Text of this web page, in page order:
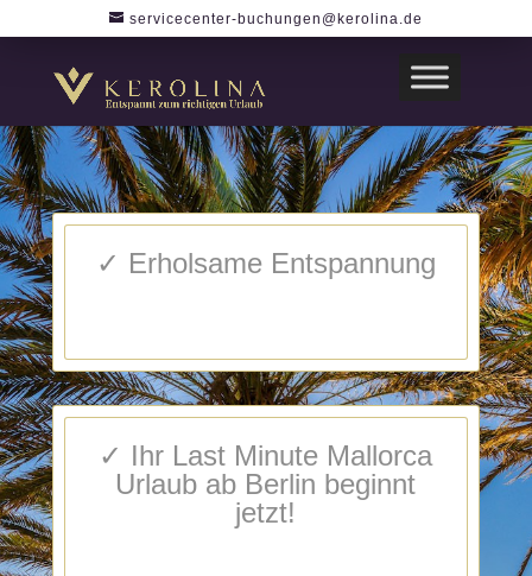
servicecenter-buchungen@kerolina.de
✓ Erholsame Entspannung
✓ Ihr Last Minute Mallorca
Urlaub ab Berlin beginnt
jetzt!